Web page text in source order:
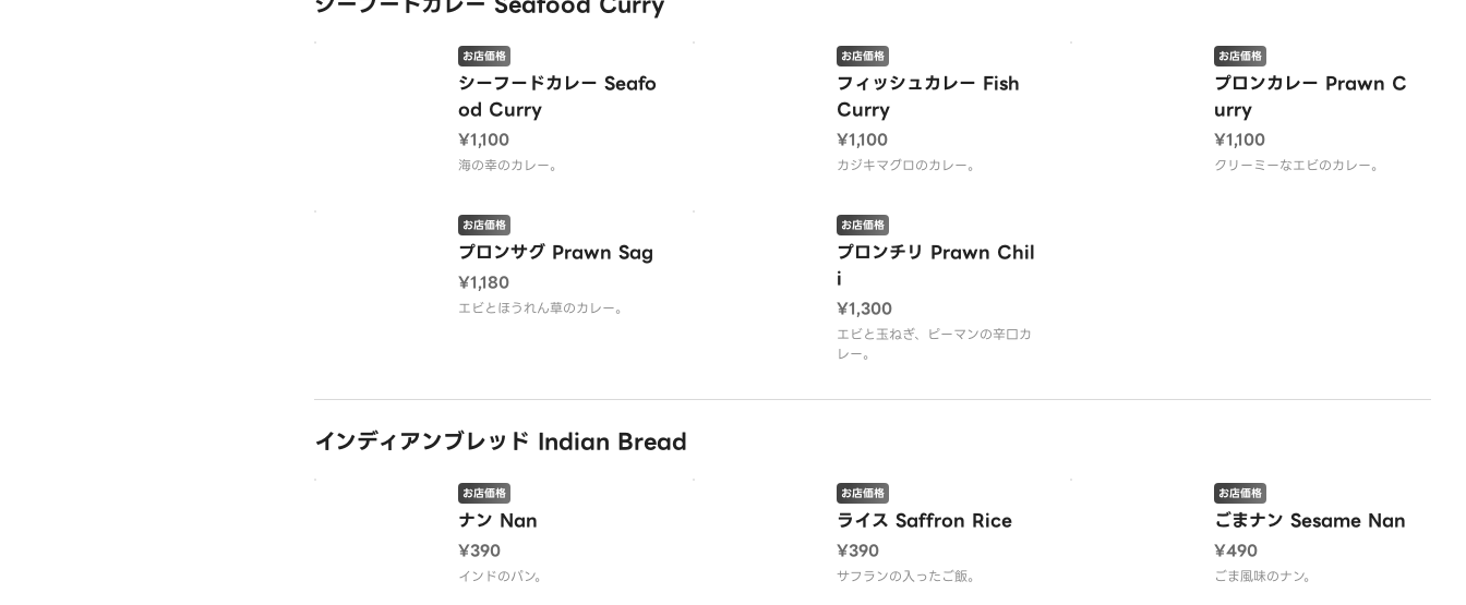
シーフードカレー Seafo
od Curry
お店価格
¥1,100
海の幸のカレー。
フィッシュカレー Fish
Curry
お店価格
¥1,100
カジキマグロのカレー。
プロンカレー Prawn C
urry
お店価格
¥1,100
クリーミーなエビのカレー。
プロンサグ Prawn Sag
お店価格
¥1,180
エビとほうれん草のカレー。
プロンチリ Prawn Chil
i
お店価格
¥1,300
エビと玉ねぎ、ピーマンの辛口カ
レー。
インディアンブレッド Indian Bread
ナン Nan
お店価格
¥390
インドのパン。
ライス Saffron Rice
お店価格
¥390
サフランの入ったご飯。
ごまナン Sesame Nan
お店価格
¥490
ごま風味のナン。